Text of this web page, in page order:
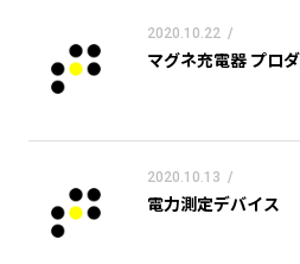
2020.10.22 /
マグネ充電器 プロ
2020.10.13 /
電力測定デバイス